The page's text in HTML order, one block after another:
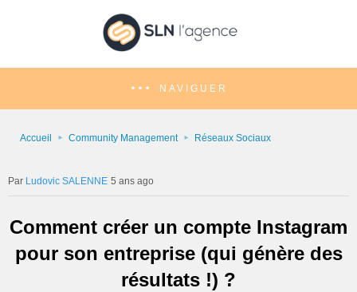
NAVIGUER
Accueil Community Management Réseaux Sociaux
Ludovic SALENNE 5 ans ago
Comment créer un compte Instagram
pour son entreprise (qui génère des
résultats !) ?